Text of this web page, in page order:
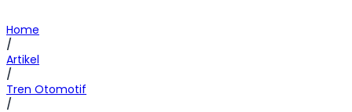
Home
/
Artikel
/
Tren Otomotif
/